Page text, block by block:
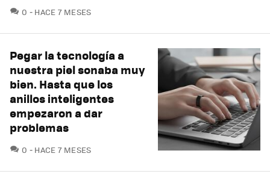
0 COMENTARIOS
HACE 7 MESES
Pegar la tecnología a
nuestra piel sonaba muy
bien. Hasta que los
anillos inteligentes
empezaron a dar
problemas
0 COMENTARIOS
HACE 7 MESES